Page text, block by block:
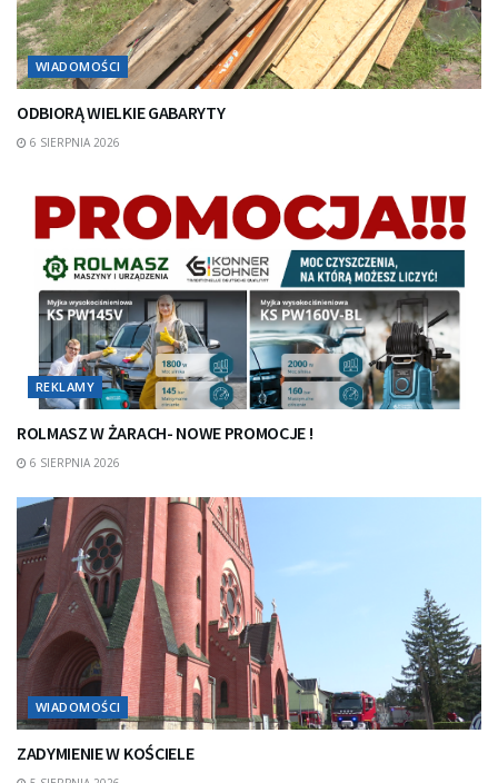
WIADOMOŚCI
ODBIORĄ WIELKIE GABARYTY
6 SIERPNIA 2026
REKLAMY
ROLMASZ W ŻARACH- NOWE PROMOCJE !
6 SIERPNIA 2026
WIADOMOŚCI
ZADYMIENIE W KOŚCIELE